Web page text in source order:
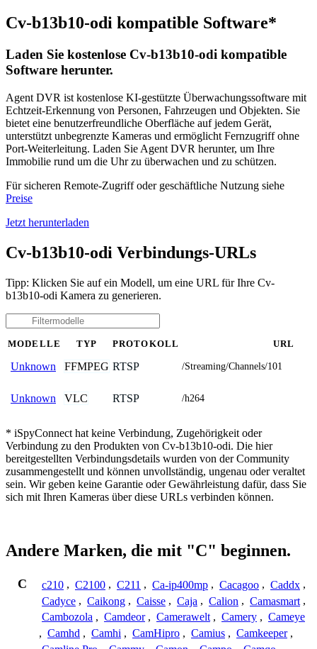
Cv-b13b10-odi kompatible Software*
Laden Sie kostenlose Cv-b13b10-odi kompatible
Software herunter.
Agent DVR ist kostenlose KI-gestützte Überwachungssoftware mit
Echtzeit-Erkennung von Personen, Fahrzeugen und Objekten. Sie
bietet eine benutzerfreundliche Oberfläche auf jedem Gerät,
unterstützt unbegrenzte Kameras und ermöglicht Fernzugriff ohne
Port-Weiterleitung. Laden Sie Agent DVR herunter, um Ihre
Immobilie rund um die Uhr zu überwachen und zu schützen.
Für sicheren Remote-Zugriff oder geschäftliche Nutzung siehe
Preise
Jetzt herunterladen
Cv-b13b10-odi Verbindungs-URLs
Tipp: Klicken Sie auf ein Modell, um eine URL für Ihre Cv-
b13b10-odi Kamera zu generieren.
MODELLE TYP PROTOKOLL URL
Unknown FFMPEG RTSP /Streaming/Channels/101
Unknown VLC RTSP /h264
* iSpyConnect hat keine Verbindung, Zugehörigkeit oder
Verbindung zu den Produkten von Cv-b13b10-odi. Die hier
bereitgestellten Verbindungsdetails wurden von der Community
zusammengestellt und können unvollständig, ungenau oder veraltet
sein. Wir geben keine Garantie oder Gewährleistung dafür, dass Sie
sich mit Ihren Kameras über diese URLs verbinden können.
Andere Marken, die mit "C" beginnen.
C c210 , C2100 , C211 , Ca-ip400mp , Cacagoo , Caddx ,
Cadyce , Caikong , Caisse , Caja , Calion , Camasmart ,
Cambozola , Camdeor , Camerawelt , Camery , Cameye
, Camhd , Camhi , CamHipro , Camius , Camkeeper ,